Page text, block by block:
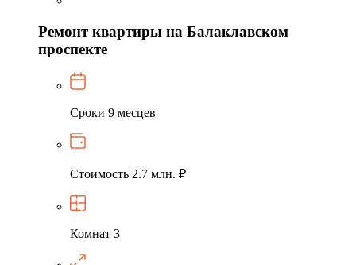
Ремонт квартиры на Балаклавском
проспекте
Сроки 9 месцев
Стоимость 2.7 млн. ₽
Комнат 3